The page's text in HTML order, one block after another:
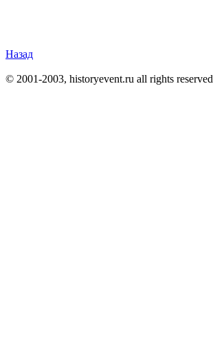
Назад
© 2001-2003, historyevent.ru all rights reserved